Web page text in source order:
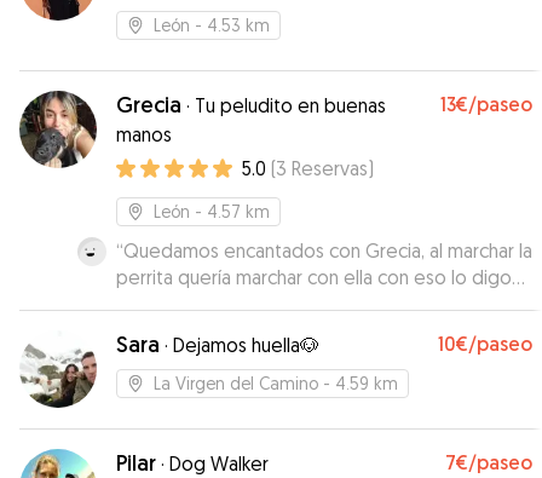
León - 4.53 km
Grecia · Tu peludito en buenas
manos
13€/paseo
5.0 (3 Reservas)
León - 4.57 km
“Quedamos encantados con Grecia, al marchar la
perrita quería marchar con ella con eso lo digo
todo, nos ha mantenidos informados del estado
de la perrita y nos ha enviado fotos. Mejor
imposible.”
Sara · Dejamos huella🐶 10€/paseo
La Virgen del Camino - 4.59 km
Pilar · Dog Walker 7€/paseo